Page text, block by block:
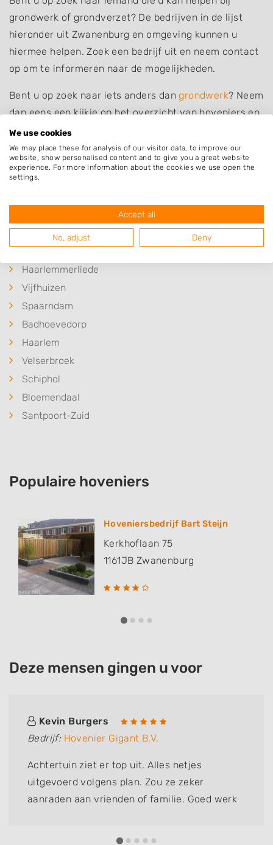
grondwerk of grondverzet? De bedrijven in de lijst
hieronder uit Zwanenburg en omgeving kunnen u
hiermee helpen. Zoek een bedrijf uit en neem contact
op om te informeren naar de mogelijkheden.
Bent u op zoek naar iets anders dangrondwerk? Neem
dan eens een kijkje op het overzicht van hoveniers en
andere bedrijven in
Boesingheliede
Haarlemmerliede
Vijfhuizen
Spaarndam
Badhoevedorp
Haarlem
Velserbroek
Schiphol
Bloemendaal
Santpoort-Zuid
Populaire hoveniers
Hoveniersbedrijf Bart Steijn
Kerkhoflaan 75
1161JB Zwanenburg
Deze mensen gingen u voor
Kevin Burgers
Bedrijf: Hovenier Gigant B.V.
Achtertuin ziet er top uit. Alles netjes
uitgevoerd volgens plan. Zou ze zeker
aanraden aan vrienden of familie. Goed werk
We use cookies
We may place these for analysis of our visitor data, to improve our
website, show personalised content and to give you a great website
experience. For more information about the cookies we use open the
settings.
Accept all
No, adjust Deny